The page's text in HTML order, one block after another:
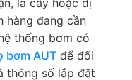
hàng đang cần
thống bơm có
bơm AUT để đối
thông số lắp đặt